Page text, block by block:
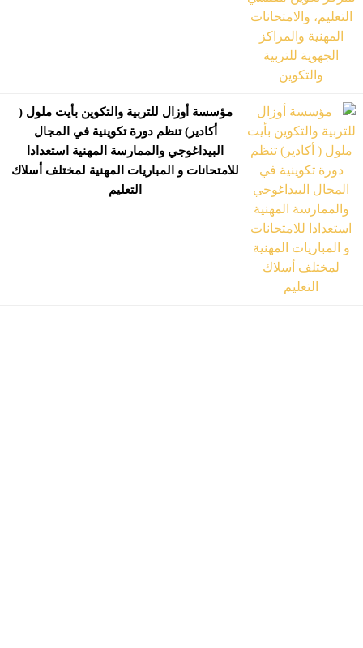
مؤسسة أوزال للتربية والتكوين بأيت ملول (
أكادير) تنظم دورة تكوينية في المجال
البيداغوجي والممارسة المهنية استعدادا
للامتحانات و المباريات المهنية لمختلف أسلاك
التعليم